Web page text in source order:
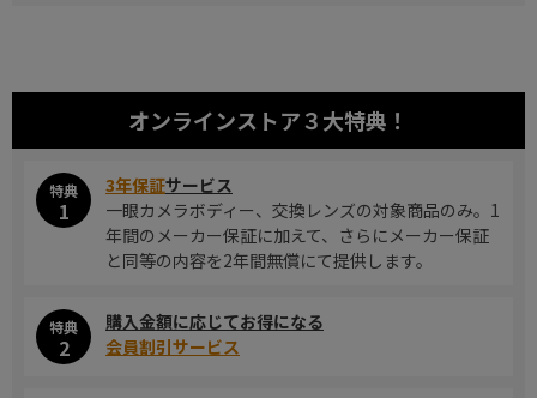
オンラインストア３大特典！
特典
1
3年保証サービス
一眼カメラボディー、交換レンズの対象商品のみ。1
年間のメーカー保証に加えて、さらにメーカー保証
と同等の内容を2年間無償にて提供します。
特典
2
購入金額に応じてお得になる
会員割引サービス